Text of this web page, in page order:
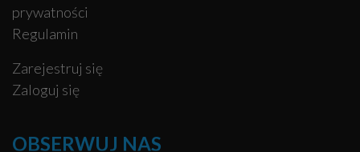
prywatności
Regulamin
Zarejestruj się
Zaloguj się
OBSERWUJ NAS